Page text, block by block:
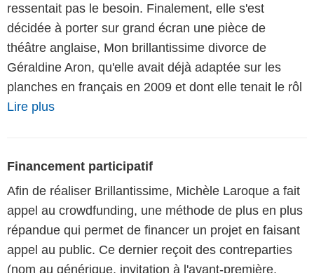
ressentait pas le besoin. Finalement, elle s'est
décidée à porter sur grand écran une pièce de
théâtre anglaise, Mon brillantissime divorce de
Géraldine Aron, qu'elle avait déjà adaptée sur les
planches en français en 2009 et dont elle tenait le rôl
Lire plus
Financement participatif
Afin de réaliser Brillantissime, Michèle Laroque a fait
appel au crowdfunding, une méthode de plus en plus
répandue qui permet de financer un projet en faisant
appel au public. Ce dernier reçoit des contreparties
(nom au générique, invitation à l'avant-première,